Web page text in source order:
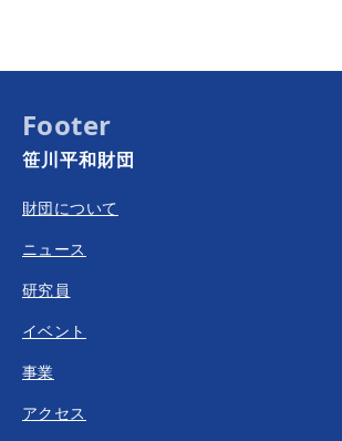
Footer
笹川平和財団
財団について
ニュース
研究員
イベント
事業
アクセス